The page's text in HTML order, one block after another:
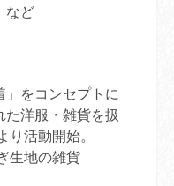
など
」をコンセプトに
た洋服・雑貨を扱
り活動開始。
生地の雑貨